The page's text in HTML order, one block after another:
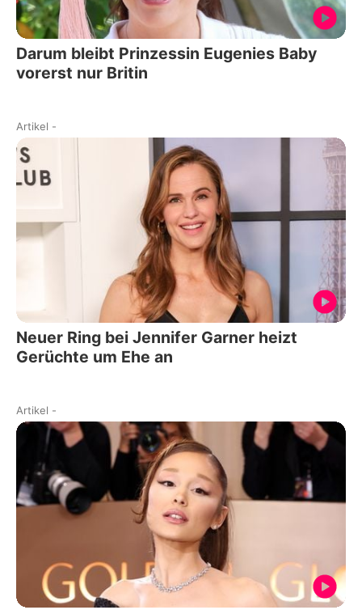
Darum bleibt Prinzessin Eugenies Baby
vorerst nur Britin
Artikel -
Neuer Ring bei Jennifer Garner heizt
Gerüchte um Ehe an
Artikel -